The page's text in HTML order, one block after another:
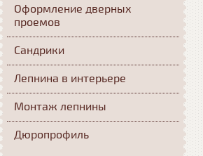
Оформление дверных
проемов
Сандрики
Лепнина в интерьере
Монтаж лепнины
Дюропрофиль